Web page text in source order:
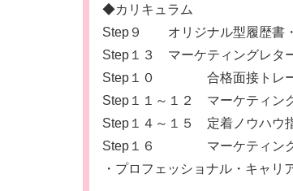
◆カリキュラム
Step９ オリジナル型履歴書・
Step１３ マーケティングレタ
Step１０ 合格面接トレー
Step１１～１２ マーケティン
Step１４～１５ 定着ノウハウ
Step１６ マーケティング
・プロフェッショナル・キャリ